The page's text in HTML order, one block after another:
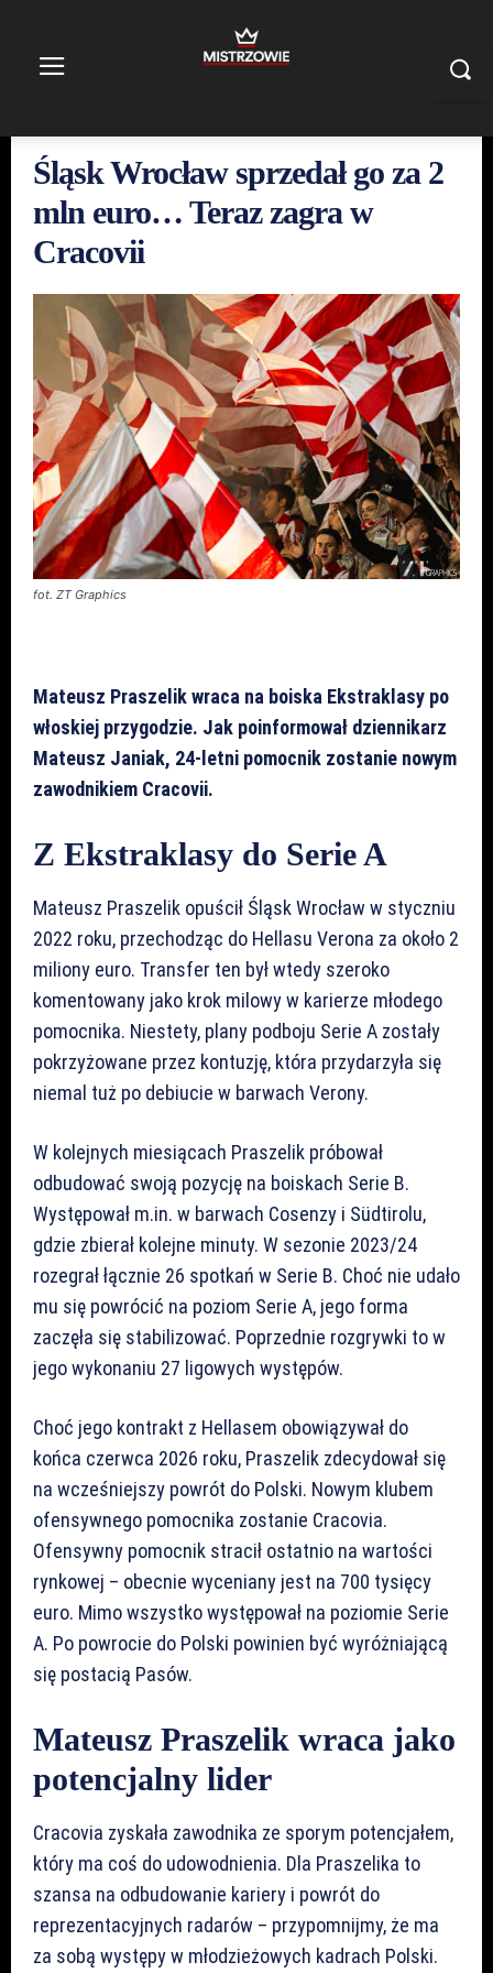
Śląsk Wrocław sprzedał go za 2
mln euro… Teraz zagra w
Cracovii
fot. ZT Graphics
Mateusz Praszelik wraca na boiska Ekstraklasy po
włoskiej przygodzie. Jak poinformował dziennikarz
Mateusz Janiak, 24-letni pomocnik zostanie nowym
zawodnikiem Cracovii.
Z Ekstraklasy do Serie A
Mateusz Praszelik opuścił Śląsk Wrocław w styczniu
2022 roku, przechodząc do Hellasu Verona za około 2
miliony euro. Transfer ten był wtedy szeroko
komentowany jako krok milowy w karierze młodego
pomocnika. Niestety, plany podboju Serie A zostały
pokrzyżowane przez kontuzję, która przydarzyła się
niemal tuż po debiucie w barwach Verony.
W kolejnych miesiącach Praszelik próbował
odbudować swoją pozycję na boiskach Serie B.
Występował m.in. w barwach Cosenzy i Südtirolu,
gdzie zbierał kolejne minuty. W sezonie 2023/24
rozegrał łącznie 26 spotkań w Serie B. Choć nie udało
mu się powrócić na poziom Serie A, jego forma
zaczęła się stabilizować. Poprzednie rozgrywki to w
jego wykonaniu 27 ligowych występów.
Choć jego kontrakt z Hellasem obowiązywał do
końca czerwca 2026 roku, Praszelik zdecydował się
na wcześniejszy powrót do Polski. Nowym klubem
ofensywnego pomocnika zostanie Cracovia.
Ofensywny pomocnik stracił ostatnio na wartości
rynkowej – obecnie wyceniany jest na 700 tysięcy
euro. Mimo wszystko występował na poziomie Serie
A. Po powrocie do Polski powinien być wyróżniającą
się postacią Pasów.
Mateusz Praszelik wraca jako
potencjalny lider
Cracovia zyskała zawodnika ze sporym potencjałem,
który ma coś do udowodnienia. Dla Praszelika to
szansa na odbudowanie kariery i powrót do
reprezentacyjnych radarów – przypomnijmy, że ma
za sobą występy w młodzieżowych kadrach Polski.